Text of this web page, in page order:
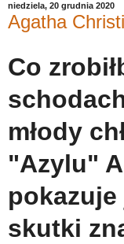
niedziela, 20 grudnia 2020
Agatha
Co
młody
"Azylu" A
skutki